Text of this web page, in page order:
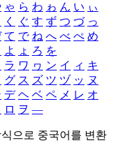
ゃ ら わ ゎ ん い ぃ
く ぐ す ず つ づ っ
て で ね へ べ ぺ め
よ ょ ろ を
ラ ワ ヮ ン イ ィ キ
グ ス ズ ツ ヅ ッ ヌ
デ ヘ ベ ペ メ レ オ
ロ ヲ ―
으로 중국어를 변환